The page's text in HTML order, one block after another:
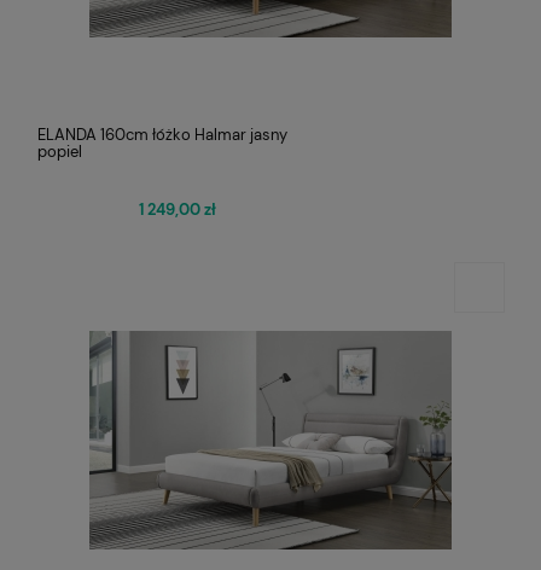
ELANDA 160cm łóżko Halmar jasny
popiel
1 249,00 zł